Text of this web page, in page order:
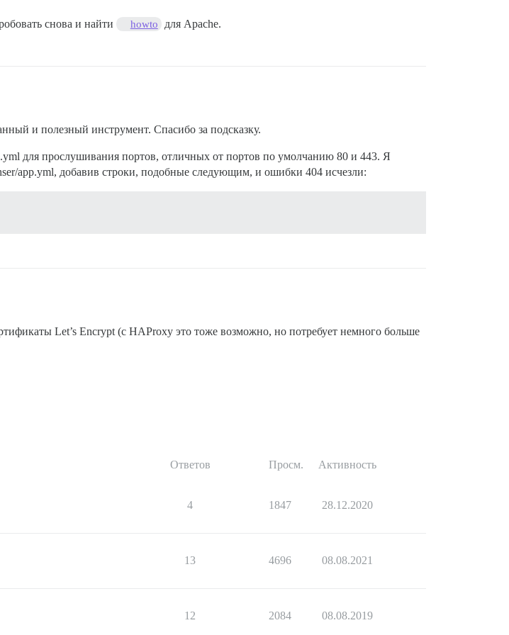
снова и найти howto для Apache.
и полезный инструмент. Спасибо за подсказку.
для прослушивания портов, отличных от портов по умолчанию 80 и 443. Я
app.yml, добавив строки, подобные следующим, и ошибки 404 исчезли:
Let’s Encrypt (с HAProxy это тоже возможно, но потребует немного больше
Ответов Просм. Активность
4 1847 28.12.2020
13 4696 08.08.2021
12 2084 08.08.2019